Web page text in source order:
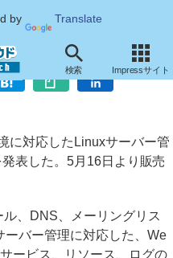
by Translate
検索 Impressサイト
ール新版「HDE Controller X」
に対応したLinuxサーバー管
表した。5月16日より販売
、DNS、メーリングリス
ーバー管理に対応した、We
ービス、リソース、ログの